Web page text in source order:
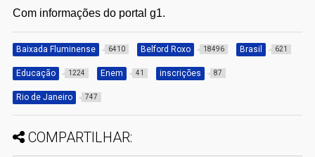
Com informações do portal g1.
Baixada Fluminense 6410 Belford Roxo 18496 Brasil 621
Educação 1224 Enem 41 inscrições 87
Rio de Janeiro 747
COMPARTILHAR: